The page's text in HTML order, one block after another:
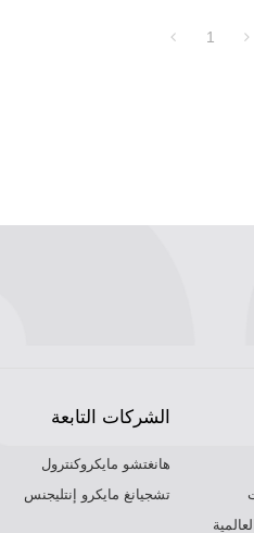
1
الشركات التابعة
هانغتشو مايكروكنترول
تشجيانغ مايكرو إنتليجنس